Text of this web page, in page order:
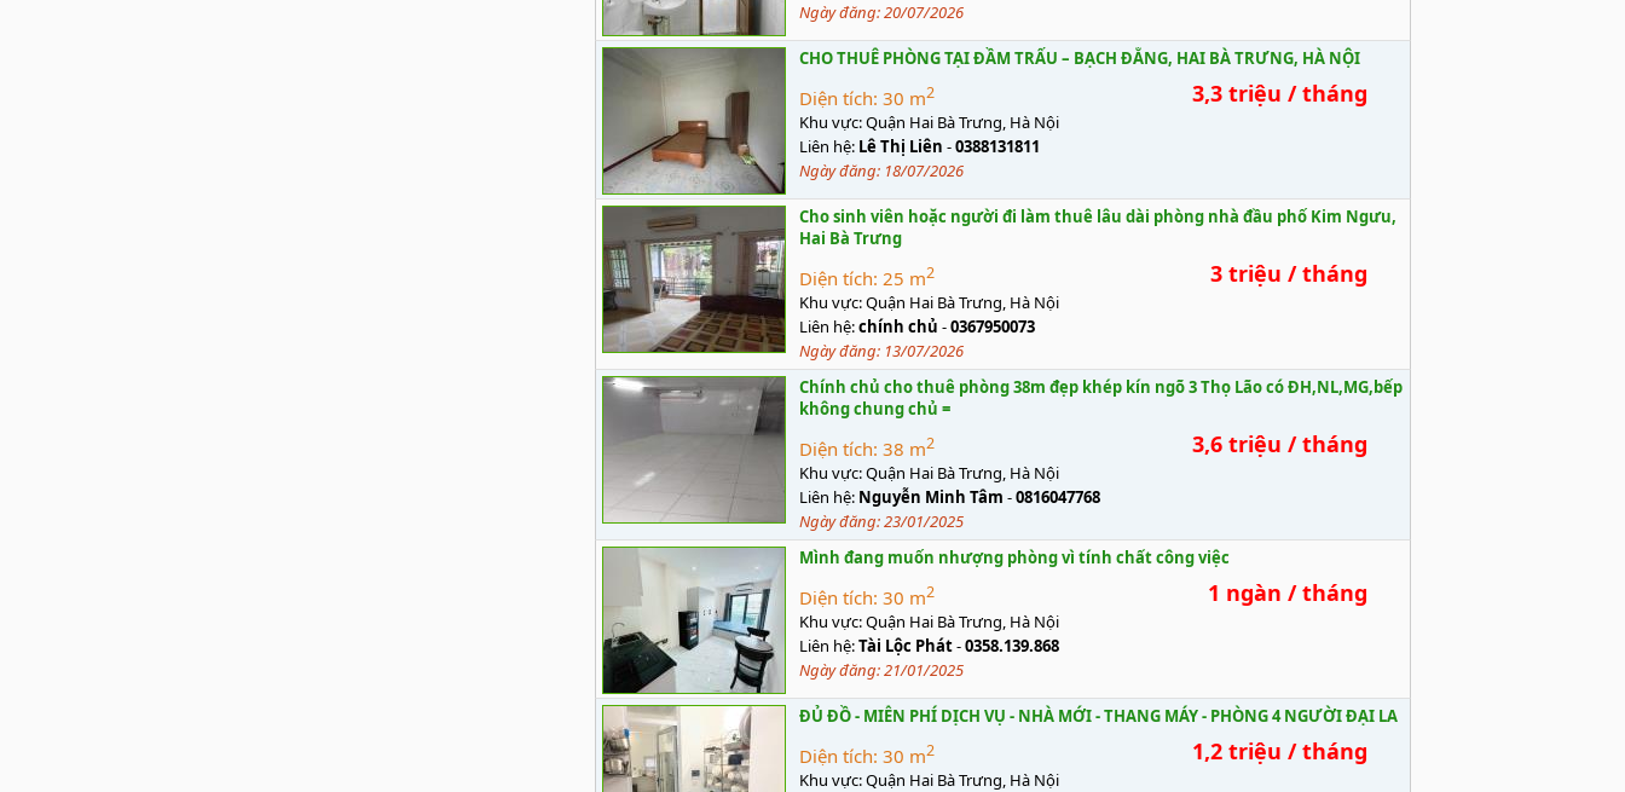
Ngày đăng:20/07/2026
CHO THUÊ PHÒNG TẠI ĐẦM TRẤU – BẠCH ĐẰNG, HAI BÀ TRƯNG, HÀ NỘI
Diện tích: 30 m2 3,3 triệu / tháng
Khu vực:Quận Hai Bà Trưng, Hà Nội
Liên hệ: Lê Thị Liên -0388131811
Ngày đăng: 18/07/2026
Cho sinh viên hoặc người đi làm thuê lâu dài phòng nhà đầu phố Kim Ngưu,
Hai Bà Trưng
Diện tích: 25 m2 3 triệu / tháng
Khu vực:Quận Hai Bà Trưng, Hà Nội
Liên hệ:chính chủ -0367950073
Ngày đăng: 13/07/2026
Chính chủ cho thuê phòng 38m đẹp khép kín ngõ 3 Thọ Lão có ĐH,NL,MG,bếp
không chung chủ =
Diện tích: 38 m2 3,6 triệu / tháng
Khu vực:Quận Hai Bà Trưng, Hà Nội
Liên hệ: Nguyễn Minh Tâm -0816047768
Ngày đăng:23/01/2025
Mình đang muốn nhượng phòng vì tính chất công việc
Diện tích: 30 m2 1 ngàn / tháng
Khu vực:Quận Hai Bà Trưng, Hà Nội
Liên hệ:Tài Lộc Phát-0358.139.868
Ngày đăng:21/01/2025
ĐỦ ĐỒ - MIỄN PHÍ DỊCH VỤ - NHÀ MỚI - THANG MÁY - PHÒNG 4 NGƯỜI ĐẠI LA
Diện tích: 30 m2 1,2 triệu / tháng
Khu vực:Quận Hai Bà Trưng, Hà Nội